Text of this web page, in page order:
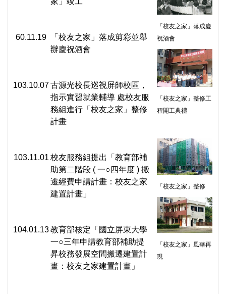
「校友之家」落成慶
祝酒會
「校友之家」整修工
程開工典禮
「校友之家」整修
「校友之家」風華再
現
60.11.19
「校友之家」落成剪彩並舉
辦慶祝酒會
103.10.07古源光校長巡視屏師校區，
指示實習就業輔導 處校友服
務組進行「校友之家」整修
計畫
103.11.01 校友服務組提出「教育部補
助第二階段 ( 一○四年度 ) 搬
遷經費申請計畫：校友之家
建置計畫」
104.01.13教育部核定「國立屏東大學
一○三年申請教育部補助提
昇校務發展空間搬遷建置計
畫：校友之家建置計畫」